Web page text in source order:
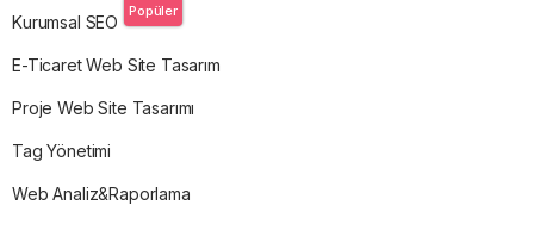
Kurumsal SEO
Popüler
E-Ticaret Web Site Tasarım
Proje Web Site Tasarımı
Tag Yönetimi
Web Analiz&Raporlama